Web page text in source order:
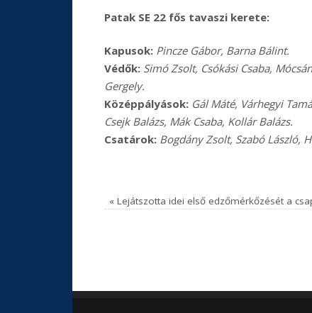
Patak SE 22 fős tavaszi kerete:
Kapusok: Pincze Gábor, Barna Bálint.
Védők: Simó Zsolt, Csókási Csaba,
Gergely.
Középpályások: Gál Máté, Várhegyi
Csejk Balázs, Mák Csaba, Kollár Balázs.
Csatárok: Bogdány Zsolt, Szabó László,
« Lejátszotta idei első edzőmérkőzését a